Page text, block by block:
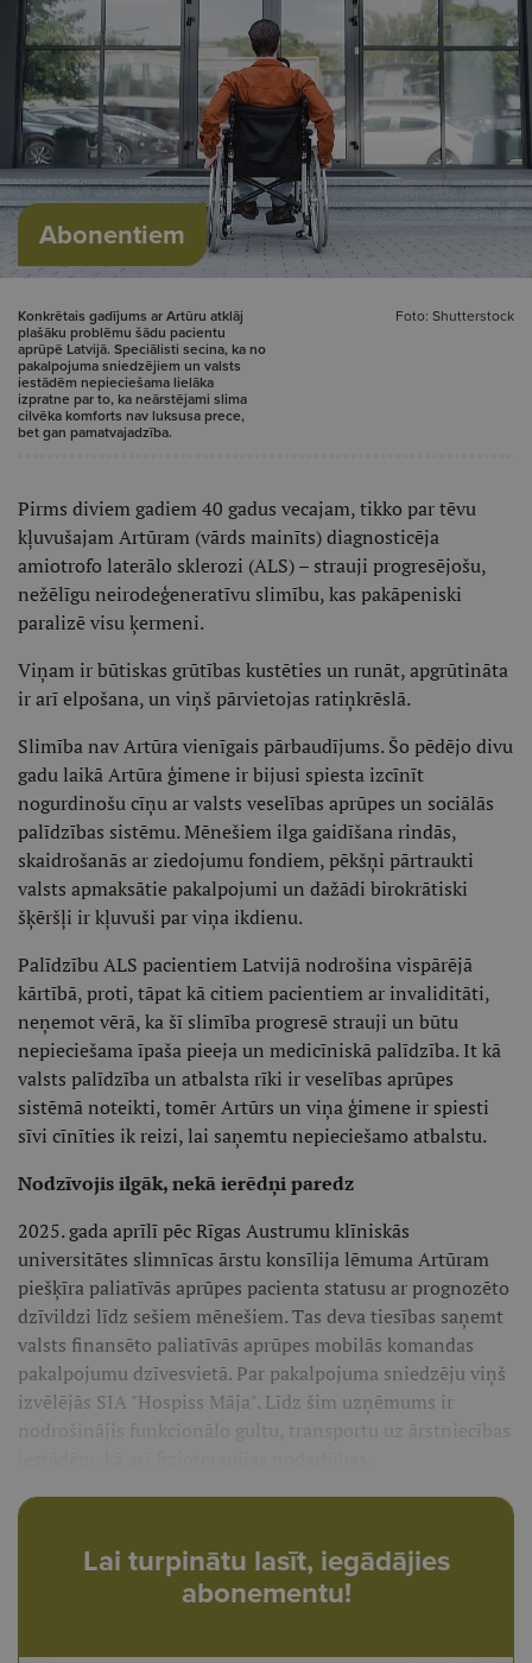
Abonentiem
Konkrētais gadījums ar Artūru atklāj
plašāku problēmu šādu pacientu
aprūpē Latvijā. Speciālisti secina, ka no
pakalpojuma sniedzējiem un valsts
iestādēm nepieciešama lielāka
izpratne par to, ka neārstējami slima
cilvēka komforts nav luksusa prece,
bet gan pamatvajadzība.
Foto: Shutterstock
Pirms diviem gadiem 40 gadus vecajam, tikko par tēvu
kļuvušajam Artūram (vārds mainīts) diagnosticēja
amiotrofo laterālo sklerozi (ALS) – strauji progresējošu,
nežēlīgu neirodeģeneratīvu slimību, kas pakāpeniski
paralizē visu ķermeni.
Viņam ir būtiskas grūtības kustēties un runāt, apgrūtināta
ir arī elpošana, un viņš pārvietojas ratiņkrēslā.
Slimība nav Artūra vienīgais pārbaudījums. Šo pēdējo divu
gadu laikā Artūra ģimene ir bijusi spiesta izcīnīt
nogurdinošu cīņu ar valsts veselības aprūpes un sociālās
palīdzības sistēmu. Mēnešiem ilga gaidīšana rindās,
skaidrošanās ar ziedojumu fondiem, pēkšņi pārtraukti
valsts apmaksātie pakalpojumi un dažādi birokrātiski
šķēršļi ir kļuvuši par viņa ikdienu.
Palīdzību ALS pacientiem Latvijā nodrošina vispārējā
kārtībā, proti, tāpat kā citiem pacientiem ar invaliditāti,
neņemot vērā, ka šī slimība progresē strauji un būtu
nepieciešama īpaša pieeja un medicīniskā palīdzība. It kā
valsts palīdzība un atbalsta rīki ir veselības aprūpes
sistēmā noteikti, tomēr Artūrs un viņa ģimene ir spiesti
sīvi cīnīties ik reizi, lai saņemtu nepieciešamo atbalstu.
Nodzīvojis ilgāk, nekā ierēdņi paredz
2025. gada aprīlī pēc Rīgas Austrumu klīniskās
universitātes slimnīcas ārstu konsīlija lēmuma Artūram
piešķīra paliatīvās aprūpes pacienta statusu ar prognozēto
dzīvildzi līdz sešiem mēnešiem. Tas deva tiesības saņemt
valsts finansēto paliatīvās aprūpes mobilās komandas
pakalpojumu dzīvesvietā. Par pakalpojuma sniedzēju viņš
izvēlējās SIA "Hospiss Māja". Līdz šim uzņēmums ir
nodrošinājis funkcionālo gultu, transportu uz ārstniecības
Lai turpinātu lasīt, iegādājies
abonementu!